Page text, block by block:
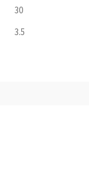
30
3.5